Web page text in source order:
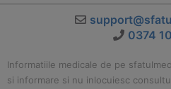
0374
Informatiile medicale de pe
si informare si nu inlocuiesc